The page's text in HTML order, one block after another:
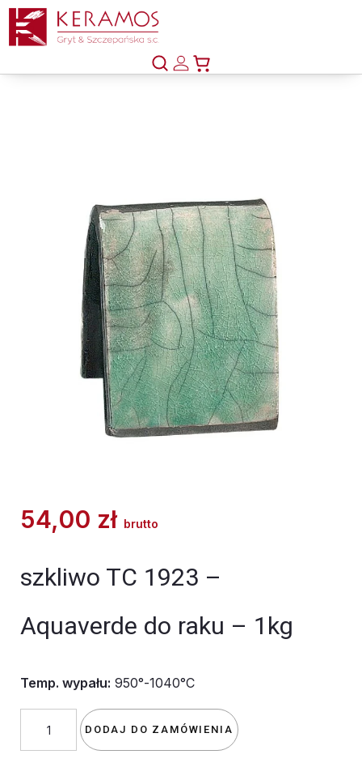
54,00 zł brutto
szkliwo TC 1923 –
Aquaverde do raku – 1kg
Temp. wypału: 950°-1040°C
szkliwo
DODAJ DO ZAMÓWIENIA